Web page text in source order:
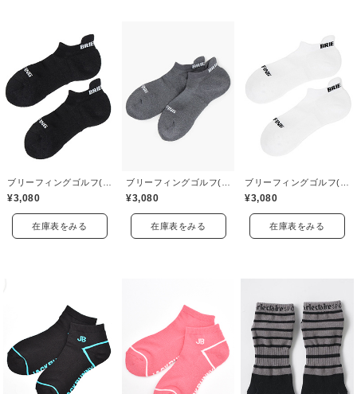
¥3,080
在庫表をみる
¥3,080
在庫表をみる
¥3,080
在庫表をみる